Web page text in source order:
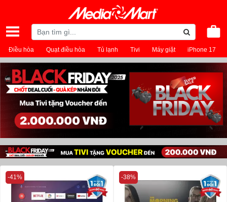
Điều hòa Quạt điều hòa Tủ lạnh Tivi Máy giặt iPhone 17
-41% -38%